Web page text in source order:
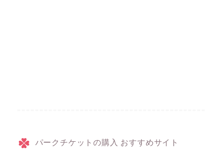
パークチケットの購入 おすすめサイト